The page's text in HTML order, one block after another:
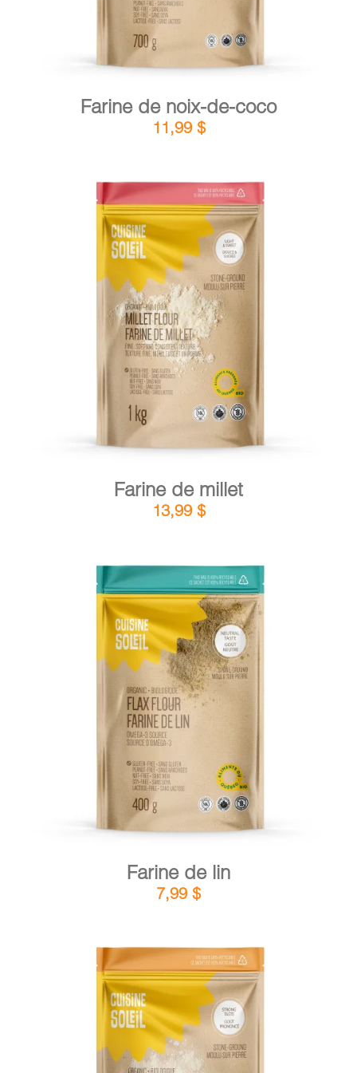
Farine de noix-de-coco
11,99 $
AJOUTER AU PANIER / DÉTAILS
Farine de millet
13,99 $
AJOUTER AU PANIER /
Farine de lin
7,99 $